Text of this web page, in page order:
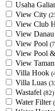
Usaha
View City
View Club
View Danau
View Pool
View Pool
View Taman
Villa Hook
Villa Luas
Wastafel (82)
Water Filter